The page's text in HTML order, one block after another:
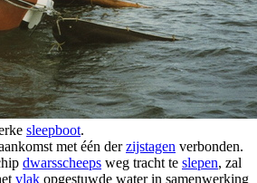
sleepboot.
met één derzijstagen verbonden.
dwarsscheeps weg tracht te slepen, zal
vlak opgestuwde water in samenwerking